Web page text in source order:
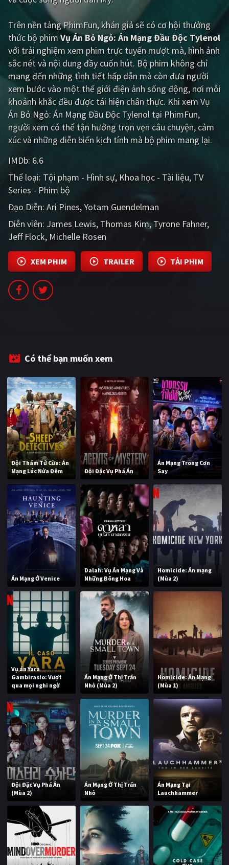
Gia đình
Bí ẩn Lịch sử
Viễn Tây Tiểu sử
GameShow DramaTV
QUỐC GIA
Âu - Mỹ Trung Quốc - Hồng Kông
Tổng hợp
PHIM MỚI
PHIM BỘ
PHIM LẺ
PHIM CHIẾU RẠP
Trên nền tảngPhimFun, khán giả sẽ có cơ hội thưởng
thức bộ phimVụ Án Bỏ Ngỏ: Án Mạng Đầu Độc Tylenol
với trải nghiệm xem phim trực tuyến mượt mà, hình ảnh
sắc nét và nội dung đầy cuốn hút. Bộ phim không chỉ
mang đến những tình tiết hấp dẫn mà còn đưa người
xem bước vào một thế giới điện ảnh sống động, nơi mỗi
khoảnh khắc đều được tái hiện chân thực. Khi xem Vụ
Án Bỏ Ngỏ: Án Mạng Đầu Độc Tylenol tại PhimFun,
người xem có thể tận hưởng trọn vẹn câu chuyện, cảm
xúc và những diễn biến kịch tính mà bộ phim mang lại.
IMDb: 6.6
Thể loại: Tội phạm - Hình sự Khoa học - Tài liệu TV
Series - Phim bộ
Đạo Diễn: Ari Pines Yotam Guendelman
Diễn viên: James Lewis Thomas Kim Tyrone Fahner
Jeff Flock Michelle Rosen
XEM PHIM TRAILER TẢI PHIM
Có thể bạn muốn xem
Đội Thám Tử Cừu: Án
Mạng Lúc Nửa Đêm
Đội Đặc Vụ Phá Án
Án Mạng Trong Cơn
Say
Án Mạng Ở Venice
Dalah: Vụ Án Mạng Và
Những Bông Hoa
Homicide: Án mạng
(Mùa 2)
Vụ án Yara
Gambirasio: Vượt
qua mọi nghi ngờ
Án Mạng Ở Thị Trấn
Nhỏ (Mùa 2)
Homicide: Án Mạng
(Mùa 1)
Đội Đặc Vụ Phá Án
(Mùa 2)
Án Mạng Ở Thị Trấn
Nhỏ
Án Mạng Tại
Lauchhammer